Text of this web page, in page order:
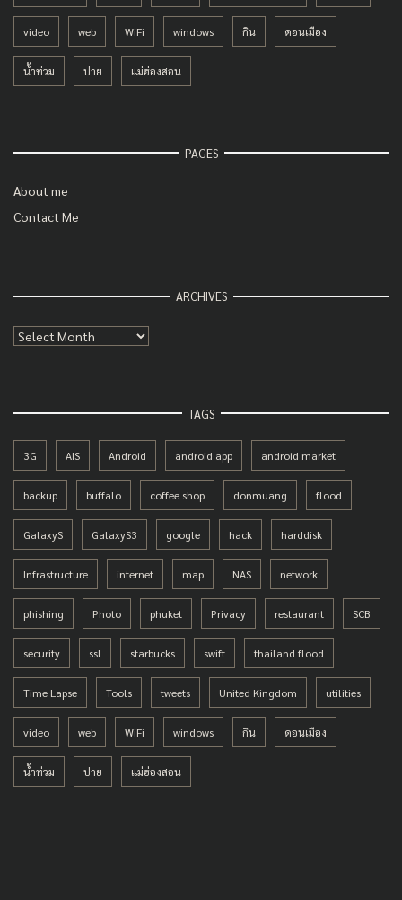
video web WiFi windows กิน ดอนเมือง
น้ำท่วม ปาย แม่ฮ่องสอน
PAGES
About me
Contact Me
ARCHIVES
Archives
TAGS
3G AIS Android android app android market
backup buffalo coffee shop donmuang flood
GalaxyS GalaxyS3 google hack harddisk
Infrastructure internet map NAS network
phishing Photo phuket Privacy restaurant SCB
security ssl starbucks swift thailand flood
Time Lapse Tools tweets United Kingdom utilities
video web WiFi windows กิน ดอนเมือง
น้ำท่วม ปาย แม่ฮ่องสอน